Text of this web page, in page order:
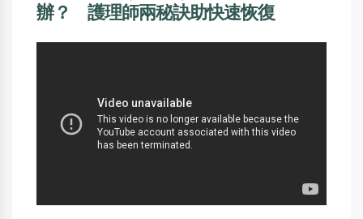
辦？ 護理師兩秘訣助快速恢復